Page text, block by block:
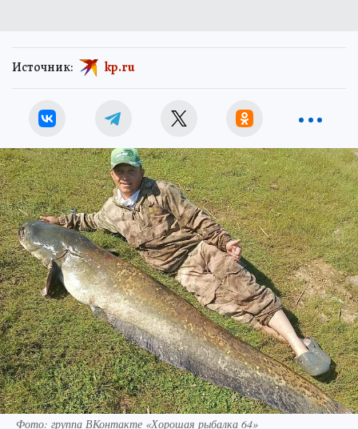
Источник: kp.ru
Фото: группа ВКонтакте «Хорошая рыбалка 64»